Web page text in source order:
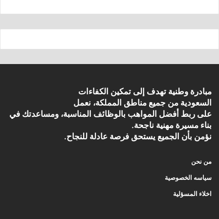
مبادرة وطنية تهدف إلى تمكين الكفاءات
السعودية من جميع مناطق المملكة، نعمل
على ربط أفضل المواهب بالوظائف المناسبة، ومساعدتك في
بناء مسيرة مهنية ناجحة.
نؤمن بأن الجميع يستحق فرصة عادلة للنجاح.
من نحن
سياسه الخصوصية
اخلاء المسؤلية